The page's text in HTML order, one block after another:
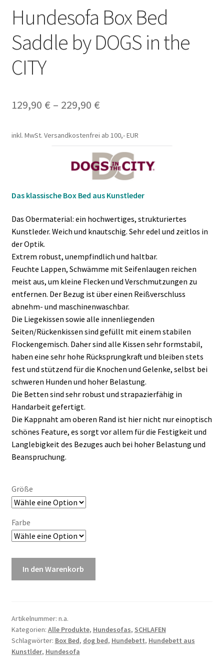
Hundesofa Box Bed
Saddle by DOGS in the
CITY
129,90 € – 229,90 €
inkl. MwSt. Versandkostenfrei ab 100,- EUR
Das klassische Box Bed aus Kunstleder
Das Obermaterial: ein hochwertiges, strukturiertes
Kunstleder. Weich und knautschig. Sehr edel und zeitlos in
der Optik.
Extrem robust, unempfindlich und haltbar.
Feuchte Lappen, Schwämme mit Seifenlaugen reichen
meist aus, um kleine Flecken und Verschmutzungen zu
entfernen. Der Bezug ist über einen Reißverschluss
abnehm- und maschinenwaschbar.
Die Liegekissen sowie alle innenliegenden
Seiten/Rückenkissen sind gefüllt mit einem stabilen
Flockengemisch. Daher sind alle Kissen sehr formstabil,
haben eine sehr hohe Rücksprungkraft und bleiben stets
fest und stützend für die Knochen und Gelenke, selbst bei
schweren Hunden und hoher Belastung.
Die Betten sind sehr robust und strapazierfähig in
Handarbeit gefertigt.
Die Kappnaht am oberen Rand ist hier nicht nur einoptisch
schönes Feature, es sorgt vor allem für die Festigkeit und
Langlebigkeit des Bezuges auch bei hoher Belastung und
Beanspruchung.
Größe
Farbe
In den Warenkorb
Artikelnummer: n.a.
Kategorien: Alle Produkte, Hundesofas, SCHLAFEN
Schlagwörter: Box Bed, dog bed, Hundebett, Hundebett aus
Kunstlder, Hundesofa